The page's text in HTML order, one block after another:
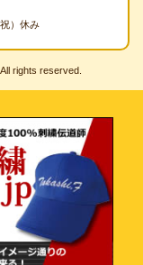
）休み
rights reserved.